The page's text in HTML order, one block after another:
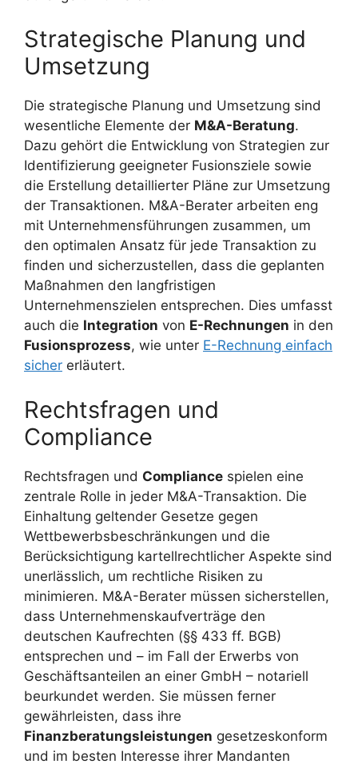
Strategische Planung und
Umsetzung
Die strategische Planung und Umsetzung sind
wesentliche Elemente der M&A-Beratung.
Dazu gehört die Entwicklung von Strategien zur
Identifizierung geeigneter Fusionsziele sowie
die Erstellung detaillierter Pläne zur Umsetzung
der Transaktionen. M&A-Berater arbeiten eng
mit Unternehmensführungen zusammen, um
den optimalen Ansatz für jede Transaktion zu
finden und sicherzustellen, dass die geplanten
Maßnahmen den langfristigen
Unternehmenszielen entsprechen. Dies umfasst
auch die Integration von E-Rechnungen in den
Fusionsprozess, wie unter E-Rechnung einfach
sicher erläutert.
Rechtsfragen und
Compliance
Rechtsfragen und Compliance spielen eine
zentrale Rolle in jeder M&A-Transaktion. Die
Einhaltung geltender Gesetze gegen
Wettbewerbsbeschränkungen und die
Berücksichtigung kartellrechtlicher Aspekte sind
unerlässlich, um rechtliche Risiken zu
minimieren. M&A-Berater müssen sicherstellen,
dass Unternehmenskaufverträge den
deutschen Kaufrechten (§§ 433 ff. BGB)
entsprechen und – im Fall der Erwerbs von
Geschäftsanteilen an einer GmbH – notariell
beurkundet werden. Sie müssen ferner
gewährleisten, dass ihre
Finanzberatungsleistungen gesetzeskonform
und im besten Interesse ihrer Mandanten